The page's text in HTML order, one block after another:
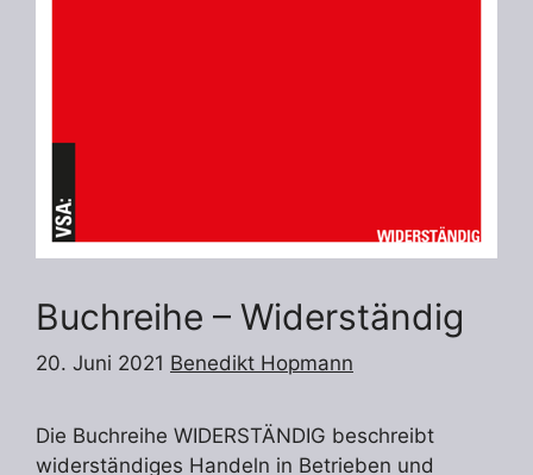
Buchreihe – Widerständig
20. Juni 2021 Benedikt Hopmann
Die Buchreihe WIDERSTÄNDIG beschreibt
widerständiges Handeln in Betrieben und